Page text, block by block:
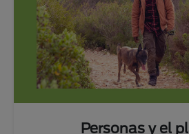
Personas y el